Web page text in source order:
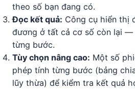
theo số bạn đang có.
Đọc kết quả: Công cụ hiển thị
đương ở tất cả cơ số còn lại —
từng bước.
Tùy chọn nâng cao: Một số
phép tính từng bước (bảng
lũy thừa) để kiểm tra kết quả